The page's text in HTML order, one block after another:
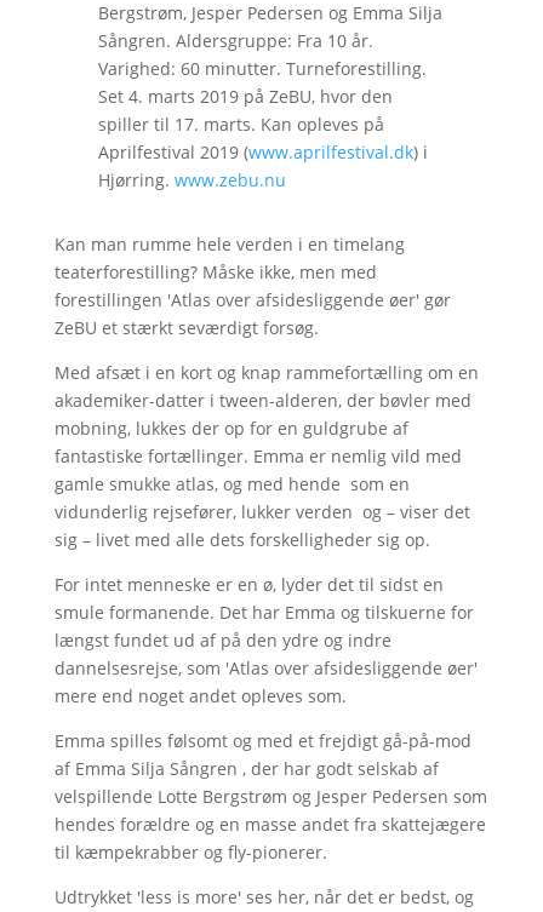
Bergstrøm, Jesper Pedersen og Emma Silja
Sångren. Aldersgruppe: Fra 10 år.
Varighed: 60 minutter. Turneforestilling.
Set 4. marts 2019 på ZeBU, hvor den
spiller til 17. marts. Kan opleves på
Aprilfestival 2019 (www.aprilfestival.dk) i
Hjørring. www.zebu.nu
Kan man rumme hele verden i en timelang
teaterforestilling? Måske ikke, men med
forestillingen 'Atlas over afsidesliggende øer' gør
ZeBU et stærkt seværdigt forsøg.
Med afsæt i en kort og knap rammefortælling om en
akademiker-datter i tween-alderen, der bøvler med
mobning, lukkes der op for en guldgrube af
fantastiske fortællinger. Emma er nemlig vild med
gamle smukke atlas, og med hende som en
vidunderlig rejsefører, lukker verden og – viser det
sig – livet med alle dets forskelligheder sig op.
For intet menneske er en ø, lyder det til sidst en
smule formanende. Det har Emma og tilskuerne for
længst fundet ud af på den ydre og indre
dannelsesrejse, som 'Atlas over afsidesliggende øer'
mere end noget andet opleves som.
Emma spilles følsomt og med et frejdigt gå-på-mod
af Emma Silja Sångren , der har godt selskab af
velspillende Lotte Bergstrøm og Jesper Pedersen som
hendes forældre og en masse andet fra skattejægere
til kæmpekrabber og fly-pionerer.
Udtrykket 'less is more' ses her, når det er bedst, og